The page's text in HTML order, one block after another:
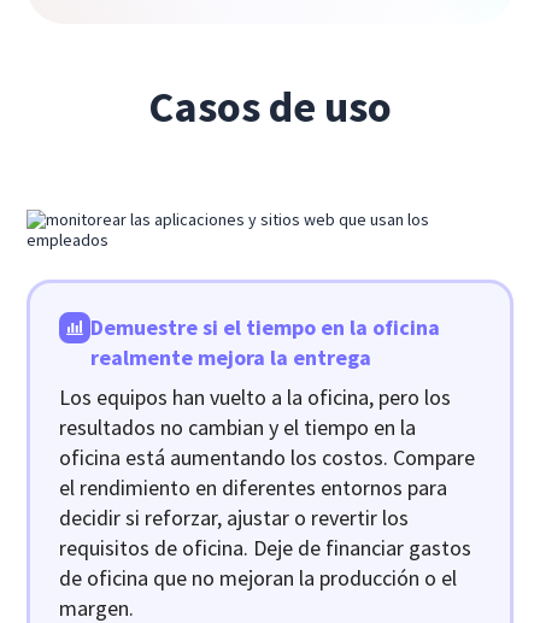
Casos de uso
Demuestre si el tiempo en la oficina
realmente mejora la entrega
Los equipos han vuelto a la oficina, pero los
resultados no cambian y el tiempo en la
oficina está aumentando los costos. Compare
el rendimiento en diferentes entornos para
decidir si reforzar, ajustar o revertir los
requisitos de oficina. Deje de financiar gastos
de oficina que no mejoran la producción o el
margen.